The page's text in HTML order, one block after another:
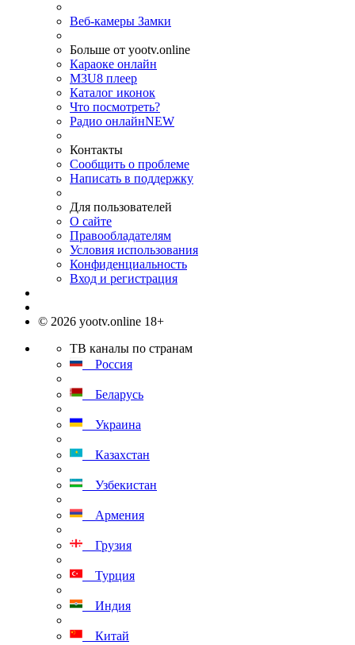
Веб-камеры Замки
Больше от yootv.online
Караоке онлайн
M3U8 плеер
Каталог иконок
Что посмотреть?
Радио онлайнNEW
Контакты
Сообщить о проблеме
Написать в поддержку
Для пользователей
О сайте
Правообладателям
Условия использования
Конфиденциальность
Вход и регистрация
© 2026 yootv.online 18+
ТВ каналы по странам
Россия
Беларусь
Украина
Казахстан
Узбекистан
Армения
Грузия
Турция
Индия
Китай